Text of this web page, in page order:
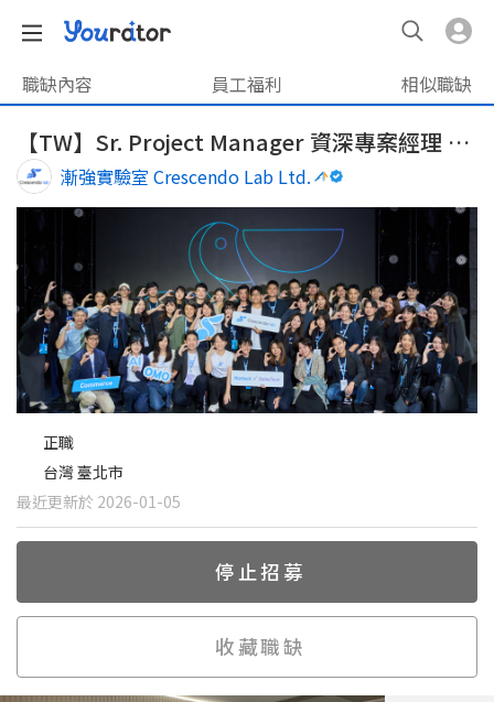
職缺內容 員工福利 相似職缺
【TW】Sr. Project Manager 資深專案經理 (Partnership team)
漸強實驗室 Crescendo Lab Ltd.
正職
台灣 臺北市
最近更新於 2026-01-05
停止招募
收藏職缺